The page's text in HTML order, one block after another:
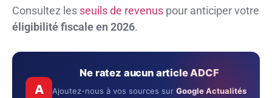
Consultez les seuils de revenus pour anticiper votre
éligibilité fiscale en 2026.
A
Ne ratez aucun article ADCF
Ajoutez-nous à vos sources sur Google Actualités